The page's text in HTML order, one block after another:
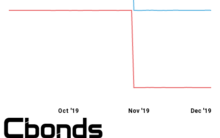
Oct '19 Nov '19 Dec '19